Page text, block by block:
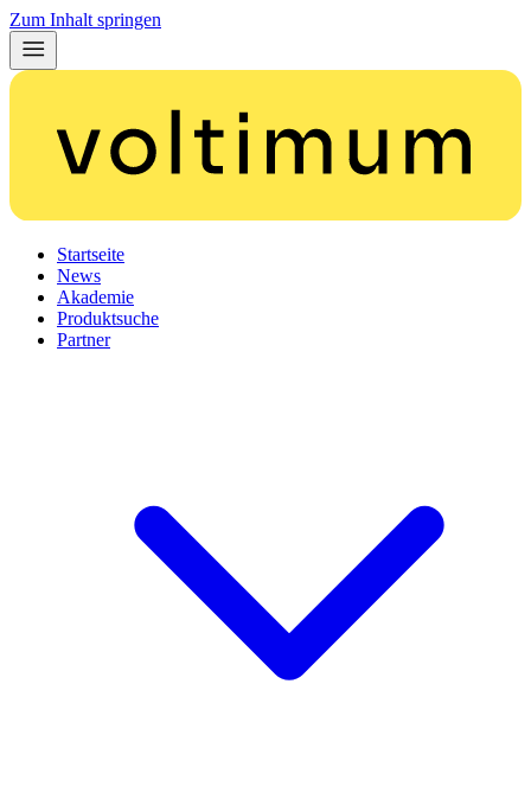
Zum Inhalt springen
Startseite
News
Akademie
Produktsuche
Partner